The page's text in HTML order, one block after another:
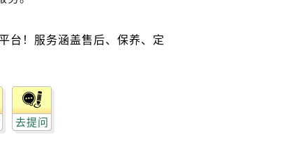
后服务中心（需提前预约）
后服务中心（需提前预约）
务中心（需提前预约）
务中心（需提前预约）
务中心（需提前预约）
去提问